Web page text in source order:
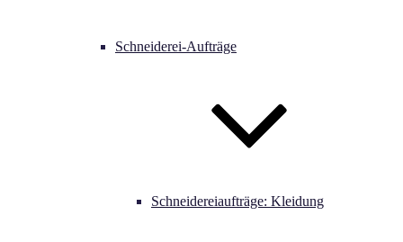
Schneiderei-Aufträge
Schneidereiaufträge: Kleidung